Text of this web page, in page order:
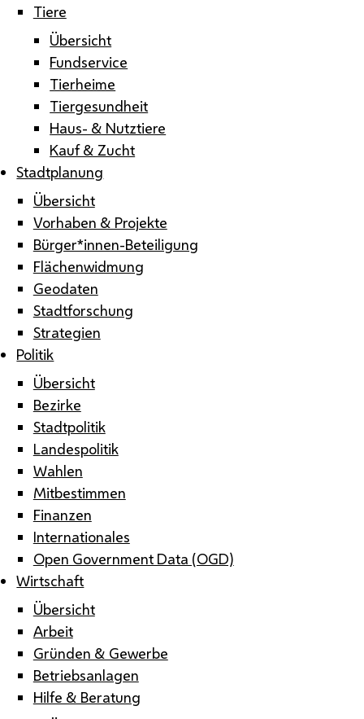
Tiere
Übersicht
Fundservice
Tierheime
Tiergesundheit
Haus- & Nutztiere
Kauf & Zucht
Stadtplanung
Übersicht
Vorhaben & Projekte
Bürger*innen-Beteiligung
Flächenwidmung
Geodaten
Stadtforschung
Strategien
Politik
Übersicht
Bezirke
Stadtpolitik
Landespolitik
Wahlen
Mitbestimmen
Finanzen
Internationales
Open Government Data (OGD)
Wirtschaft
Übersicht
Arbeit
Gründen & Gewerbe
Betriebsanlagen
Hilfe & Beratung